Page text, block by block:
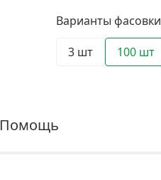
Варианты фасовки
3 шт
100 шт
Помощь